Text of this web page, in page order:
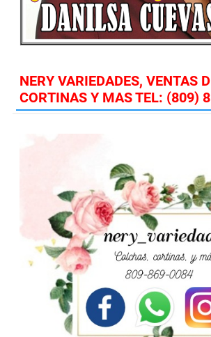
NERY VARIEDADES, VENTAS
CORTINAS Y MAS TEL: (809)